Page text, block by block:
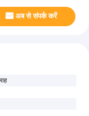
अब से संपर्क करें